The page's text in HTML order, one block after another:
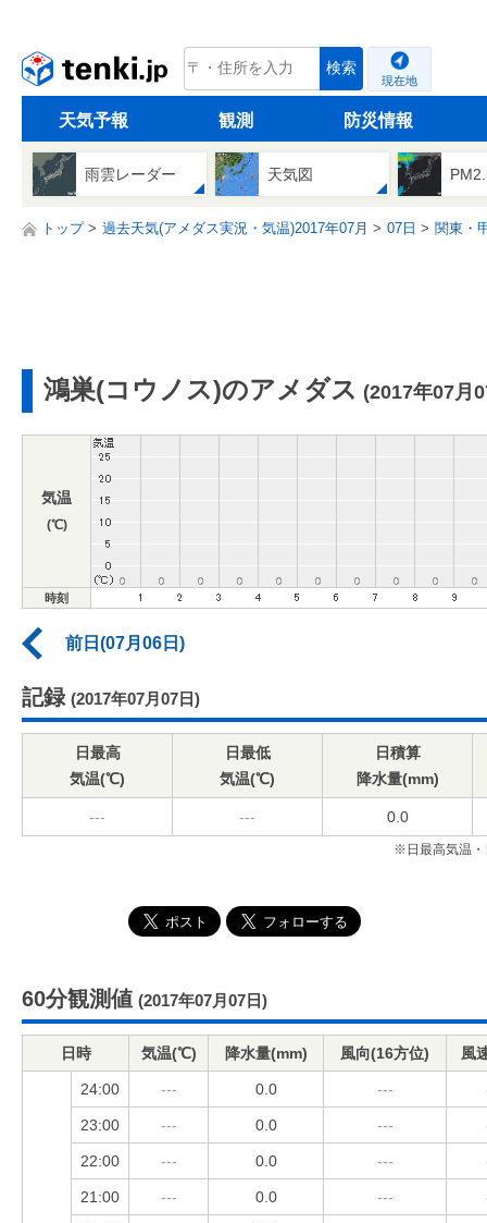
tenki.jp 検索
現在地
天気予報 観測 防災情報
雨雲レーダー 天気図
トップ 過去天気(アメダス実況・気温)2017年07月 07日 関東・
鴻巣(コウノス)のアメダス (2017年07月
気温
(℃)
時刻
前日(07月06日)
記録 (2017年07月07日)
日最高
気温(℃)
日最低
気温(℃)
日積算
降水量(mm)
--- --- 0.0
※日最高気温・
60分観測値 (2017年07月07日)
日時 気温(℃) 降水量(mm) 風向(16方位) 風
24:00 --- 0.0 ---
23:00 --- 0.0 ---
22:00 --- 0.0 ---
21:00 --- 0.0 ---